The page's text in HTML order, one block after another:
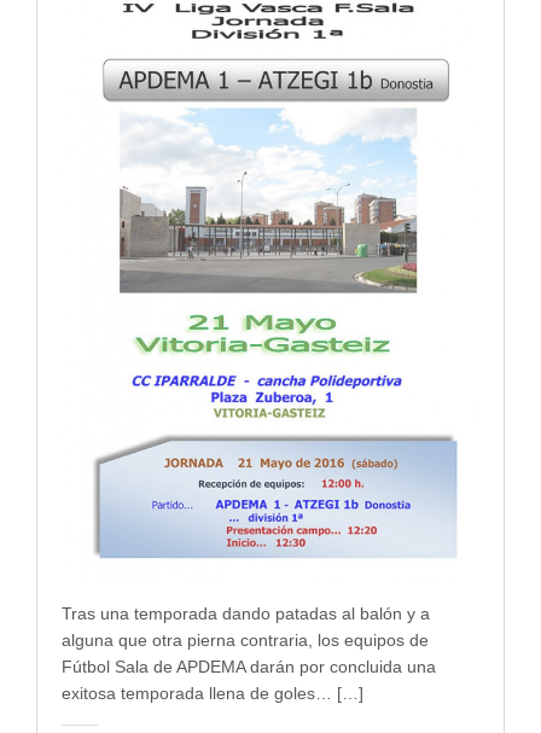
Tras una temporada dando patadas al balón y a
alguna que otra pierna contraria, los equipos de
Fútbol Sala de APDEMA darán por concluida una
exitosa temporada llena de goles… […]